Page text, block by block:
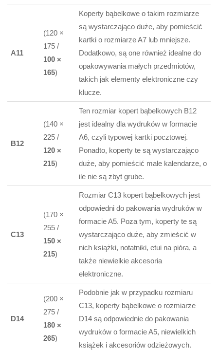
A11
(120 ×
175 /
100 ×
165)
Koperty bąbelkowe o takim rozmiarze
są wystarczająco duże, aby pomieścić
kartki o rozmiarze A7 lub mniejsze.
Dodatkowo, są one również idealne do
opakowywania małych przedmiotów,
takich jak elementy elektroniczne czy
klucze.
B12
(140 ×
225 /
120 ×
215)
Ten rozmiar kopert bąbelkowych B12
jest idealny dla wydruków w formacie
A6, czyli typowej kartki pocztowej.
Ponadto, koperty te są wystarczająco
duże, aby pomieścić małe kalendarze, o
ile nie są zbyt grube.
C13
(170 ×
255 /
150 ×
215)
Rozmiar C13 kopert bąbelkowych jest
odpowiedni do pakowania wydruków w
formacie A5. Poza tym, koperty te są
wystarczająco duże, aby zmieścić w
nich książki, notatniki, etui na pióra, a
także niewielkie akcesoria
elektroniczne.
D14
(200 ×
275 /
180 ×
265)
Podobnie jak w przypadku rozmiaru
C13, koperty bąbelkowe o rozmiarze
D14 są odpowiednie do pakowania
wydruków o formacie A5, niewielkich
książek i akcesoriów odzieżowych.